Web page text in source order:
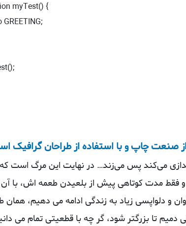
myTest() {
صنعت چاپ و با استفاده از طراحان گرافیک
می‌کند پس می‌زند… در نهایت این مرگ است که
فقط مدت کوتاهی پیش از بلعیدن طعمه اش، با آن
و دلواپسی زیاد به زندگی ادامه می دهیم، همان‌
تا بزرگتر شود، گر چه با قطعیتی تمام می‌